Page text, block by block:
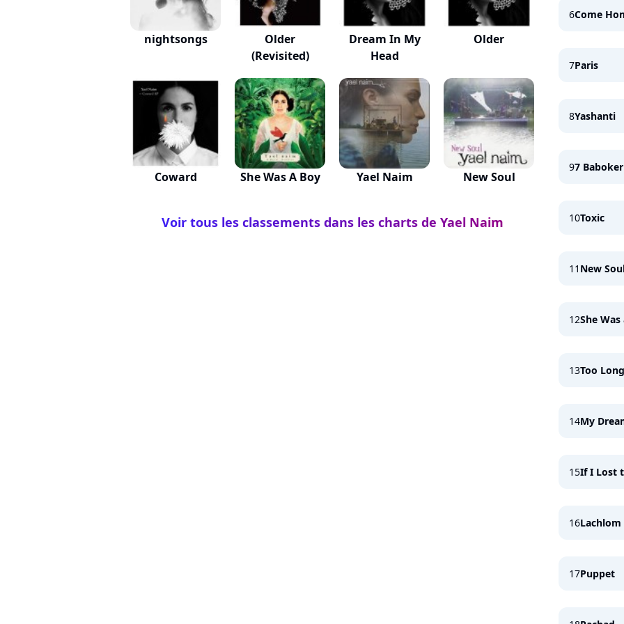
nightsongs
Older
(Revisited)
Dream In My
Head
Older
Coward She Was A Boy Yael Naim New Soul
Voir tous les classements dans les charts de Yael Naim
6Come
7Paris
8Yashanti
97 Baboker
10Toxic
11 New
12She Was
13Too Long
14My
15If I Lost
16Lachlom
17Puppet